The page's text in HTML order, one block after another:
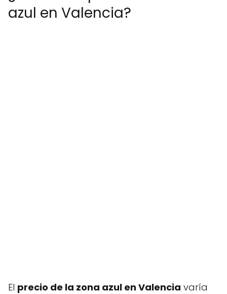
azul en Valencia?
El precio de la zona azul en Valencia varía